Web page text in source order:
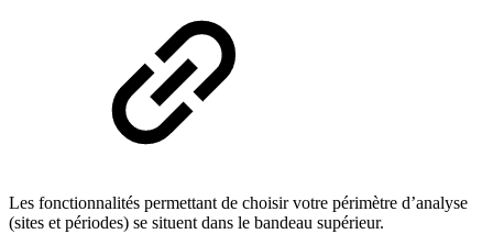
Les fonctionnalités permettant de choisir votre périmètre d’analyse
(sites et périodes) se situent dans le bandeau supérieur.